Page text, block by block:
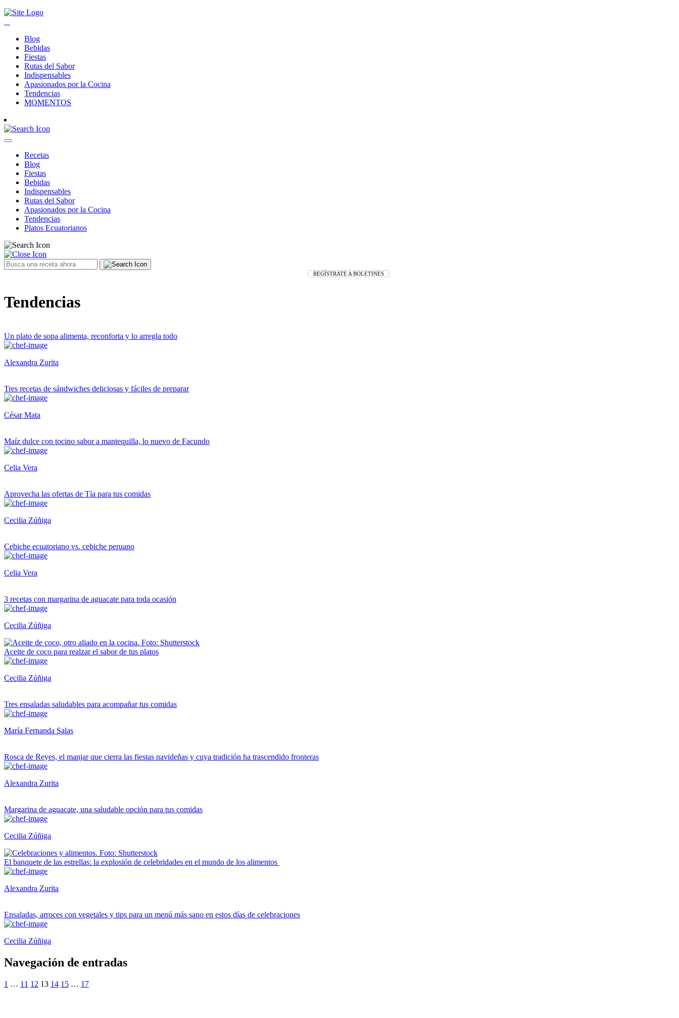
Blog
Bebidas
Fiestas
Rutas del Sabor
Indispensables
Apasionados por la Cocina
Tendencias
MOMENTOS
Recetas
Blog
Fiestas
Bebidas
Indispensables
Rutas del Sabor
Apasionados por la Cocina
Tendencias
Platos Ecuatorianos
REGÍSTRATE A BOLETINES
Tendencias
Un plato de sopa alimenta, reconforta y lo arregla todo
Alexandra Zurita
Tres recetas de sándwiches deliciosas y fáciles de preparar
César Mata
Maíz dulce con tocino sabor a mantequilla, lo nuevo de Facundo
Celia Vera
Aprovecha las ofertas de Tía para tus comidas
Cecilia Zúñiga
Cebiche ecuatoriano vs. cebiche peruano
Celia Vera
3 recetas con margarina de aguacate para toda ocasión
Cecilia Zúñiga
Aceite de coco para realzar el sabor de tus platos
Cecilia Zúñiga
Tres ensaladas saludables para acompañar tus comidas
María Fernanda Salas
Rosca de Reyes, el manjar que cierra las fiestas navideñas y cuya tradición ha trascendido fronteras
Alexandra Zurita
Margarina de aguacate, una saludable opción para tus comidas
Cecilia Zúñiga
El banquete de las estrellas: la explosión de celebridades en el mundo de los alimentos
Alexandra Zurita
Ensaladas, arroces con vegetales y tips para un menú más sano en estos días de celebraciones
Cecilia Zúñiga
Navegación de entradas
1 … 11 12 13 14 15 … 17